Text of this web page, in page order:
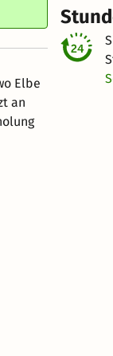
Elbe
an